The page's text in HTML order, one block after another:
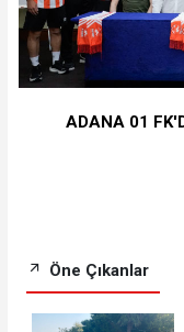
ADANA 01
Öne Çıkanlar